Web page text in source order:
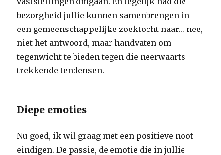
bezorgheid jullie kunnen samenbrengen in
een gemeenschappelijke zoektocht naar… nee,
niet het antwoord, maar handvaten om
tegenwicht te bieden tegen die neerwaarts
trekkende tendensen.
Diepe emoties
Nu goed, ik wil graag met een positieve noot
eindigen. De passie, de emotie die in jullie